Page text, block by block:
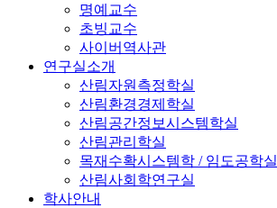
명예교수
초빙교수
사이버역사관
연구실소개
산림자원측정학실
산림환경경제학실
산림공간정보시스템학실
산림관리학실
목재수확시스템학 / 임도공학실
산림사회학연구실
학사안내